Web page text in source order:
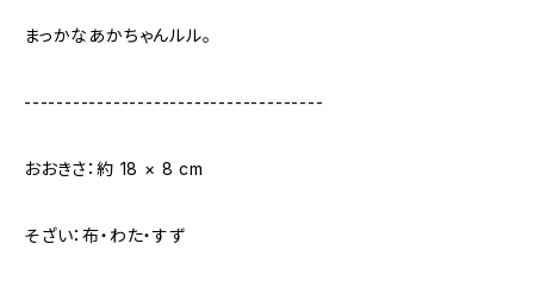
まっかなあかちゃんルル。
-------------------------------------
おおきさ：約 18 × 8 cm
そざい：布・わた・すず